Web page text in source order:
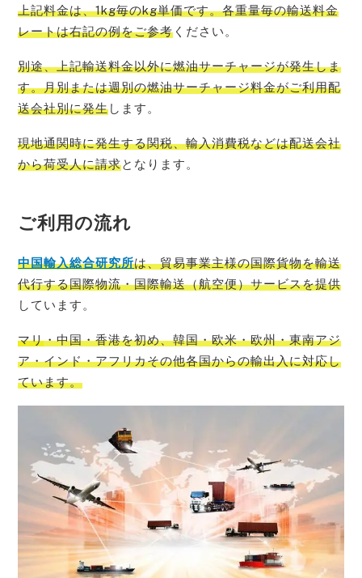
上記料金は、1kg毎のkg単価です。各重量毎の輸送料金
レートは右記の例をご参考 ください。
別途、上記輸送料金以外に燃油サーチャージが発生しま
す。月別または週別の燃油サーチャージ料金がご利用配
送会社別に発生します。
現地通関時に発生する関税、輸入消費税などは配送会社
から荷受人に請求となります。
ご利用の流れ
中国輸入総合研究所は、貿易事業主様の国際貨物を輸送
代行する国際物流・国際輸送（航空便）サービスを提供
しています。
マリ・中国・香港を初め、韓国・欧米・欧州・東南アジ
ア・インド・アフリカその他各国からの輸出入に対応し
ています。